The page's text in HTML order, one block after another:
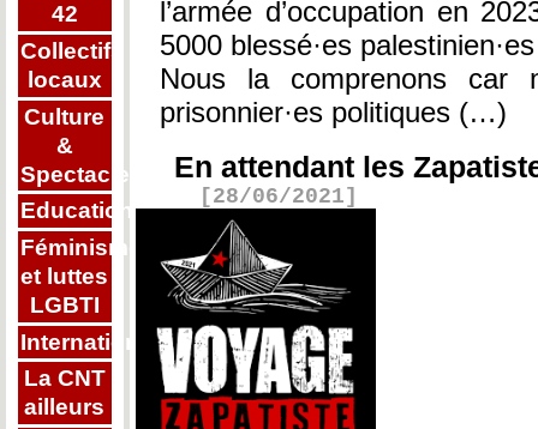
42
Collectifs
locaux
Culture
&
Spectacle
Education
Féminisme
et luttes
LGBTI
Internationalisme
La CNT
ailleurs
l’armée d’occupation en
5000 blessé·es
Nous la comprenons car
prisonnier·es politiques (…)
En attendant les
[28/06/2021]